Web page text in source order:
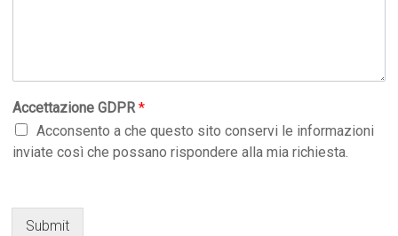
Accettazione GDPR*
Acconsento a che questo sito conservi le informazioni
inviate così che possano rispondere alla mia richiesta.
Submit